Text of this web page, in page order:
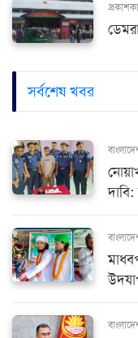
সর্বশেষ খবর
দাবি: